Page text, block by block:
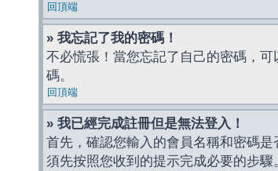
回頂端
» 我忘記了我的密碼！
不必慌張！當您忘記了自己的密碼，
碼。
回頂端
» 我已經完成註冊但是無法登入！
首先，確認您輸入的會員名稱和密碼
須先按照您收到的提示完成必要的步